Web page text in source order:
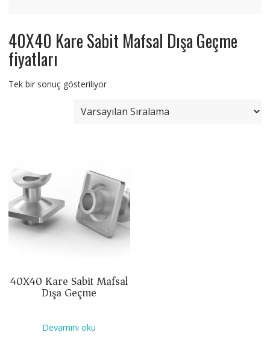
40X40 Kare Sabit Mafsal Dışa Geçme
fiyatları
Tek bir sonuç gösteriliyor
40X40 Kare Sabit Mafsal
Dışa Geçme
Devamını oku